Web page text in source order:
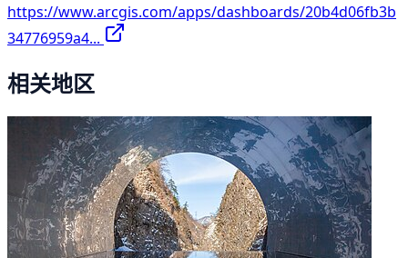
https://www.arcgis.com/apps/dashboards/20b4d06fb3b
34776959a4...
相关地区